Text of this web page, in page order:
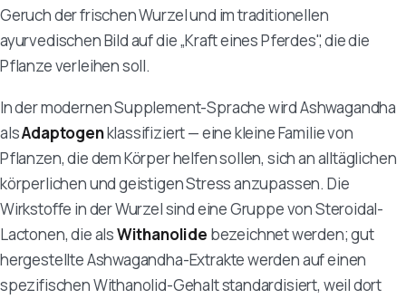
Geruch der frischen Wurzel und im traditionellen
ayurvedischen Bild auf die „Kraft eines Pferdes", die die
Pflanze verleihen soll.
In der modernen Supplement-Sprache wird Ashwagandha
alsAdaptogenklassifiziert — eine kleine Familie von
Pflanzen, die dem Körper helfen sollen, sich an alltäglichen
körperlichen und geistigen Stress anzupassen. Die
Wirkstoffe in der Wurzel sind eine Gruppe von Steroidal-
Lactonen, die alsWithanolide bezeichnet werden; gut
hergestellte Ashwagandha-Extrakte werden auf einen
spezifischen Withanolid-Gehalt standardisiert, weil dort